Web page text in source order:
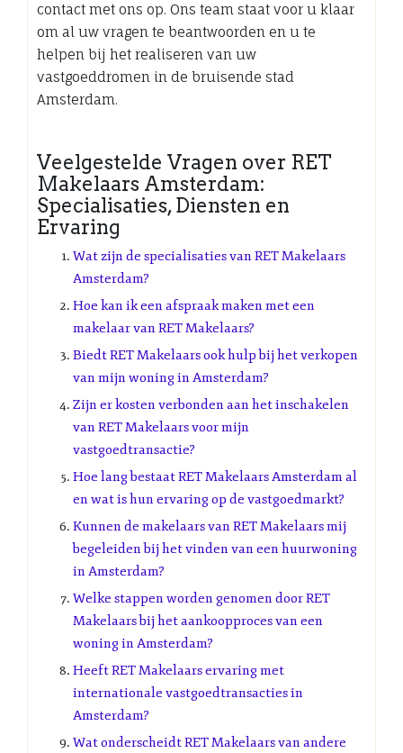
contact met ons op. Ons team staat voor u klaar
om al uw vragen te beantwoorden en u te
helpen bij het realiseren van uw
vastgoeddromen in de bruisende stad
Amsterdam.
Veelgestelde Vragen over RET
Makelaars Amsterdam:
Specialisaties, Diensten en
Ervaring
Wat zijn de specialisaties van RET Makelaars
Amsterdam?
Hoe kan ik een afspraak maken met een
makelaar van RET Makelaars?
Biedt RET Makelaars ook hulp bij het verkopen
van mijn woning in Amsterdam?
Zijn er kosten verbonden aan het inschakelen
van RET Makelaars voor mijn
vastgoedtransactie?
Hoe lang bestaat RET Makelaars Amsterdam al
en wat is hun ervaring op de vastgoedmarkt?
Kunnen de makelaars van RET Makelaars mij
begeleiden bij het vinden van een huurwoning
in Amsterdam?
Welke stappen worden genomen door RET
Makelaars bij het aankoopproces van een
woning in Amsterdam?
Heeft RET Makelaars ervaring met
internationale vastgoedtransacties in
Amsterdam?
Wat onderscheidt RET Makelaars van andere